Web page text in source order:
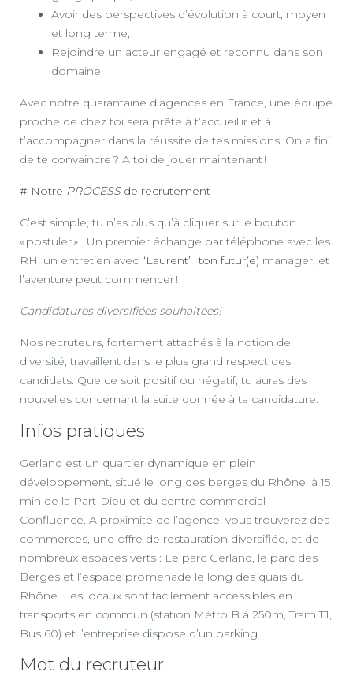
Avoir des perspectives d’évolution à court, moyen
et long terme,
Rejoindre un acteur engagé et reconnu dans son
domaine,
Avec notre quarantaine d’agences en France, une équipe
proche de chez toi sera prête à t’accueillir et à
t’accompagner dans la réussite de tes missions. On a fini
de te convaincre ? A toi de jouer maintenant !
# Notre PROCESS de recrutement
C’est simple, tu n’as plus qu’à cliquer sur le bouton
« postuler ». Un premier échange par téléphone avec les
RH, un entretien avec “Laurent” ton futur(e) manager, et
l’aventure peut commencer !
Candidatures diversifiées souhaitées!
Nos recruteurs, fortement attachés à la notion de
diversité, travaillent dans le plus grand respect des
candidats. Que ce soit positif ou négatif, tu auras des
nouvelles concernant la suite donnée à ta candidature.
Infos pratiques
Gerland est un quartier dynamique en plein
développement, situé le long des berges du Rhône, à 15
min de la Part-Dieu et du centre commercial
Confluence. A proximité de l’agence, vous trouverez des
commerces, une offre de restauration diversifiée, et de
nombreux espaces verts : Le parc Gerland, le parc des
Berges et l’espace promenade le long des quais du
Rhône. Les locaux sont facilement accessibles en
transports en commun (station Métro B à 250m, Tram T1,
Bus 60) et l’entreprise dispose d’un parking.
Mot du recruteur